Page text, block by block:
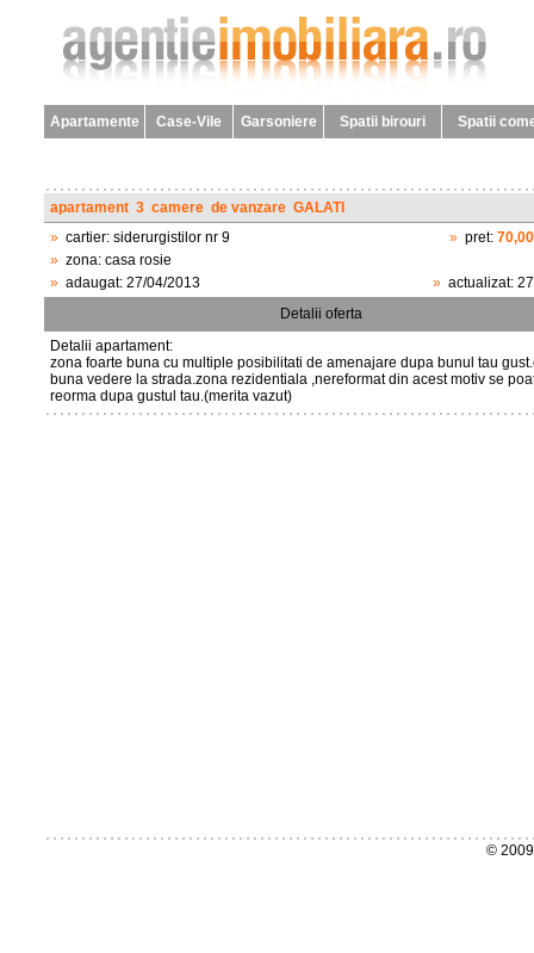
Apartamente Case-Vile Garsoniere Spatii birouri Spatii
apartament 3 camere de vanzare GALATI
» cartier: siderurgistilor nr 9
» zona: casa rosie
» adaugat: 27/04/2013
» pret:
» actualizat:
Detalii oferta
Detalii apartament:
zona foarte buna cu multiple posibilitati de amenajare dupa bunul tau
buna vedere la strada.zona rezidentiala ,nereformat din acest motiv se
reorma dupa gustul tau.(merita vazut)
©